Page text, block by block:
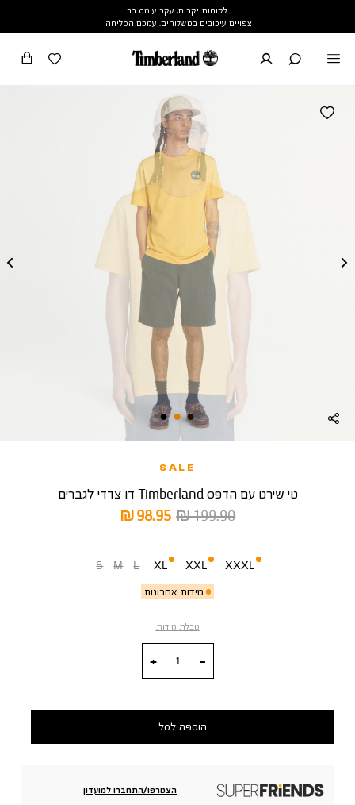
לקוחות יקרים, עקב עומס רב
צפויים עיכובים במשלוחים. עמכם הסליחה
SALE
טי שירט עם הדפס Timberland דו צדדי לגברים
מחיר
98.95 ₪
מחיר
199.90 ₪
S M L XL
מידות אחרונות
XXL XXXL
טבלת מידות
הוספה לסל
הצטרפו/התחברו למועדון